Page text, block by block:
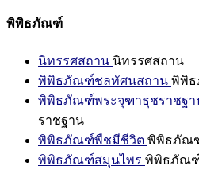
พิพิธภัณฑ์
นิทรรศสถาน นิทรรศสถาน
พิพิธภัณฑ์ชลทัศนสถาน พิพิ
พิพิธภัณฑ์พระจุฑาธุชราชฐา
ราชฐาน
พิพิธภัณฑ์พืชมีชีวิต พิพิธภัณ
พิพิธภัณฑ์สมุนไพร พิพิธภัณ